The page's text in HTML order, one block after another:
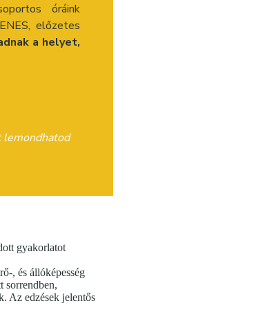
óráink
előzetes
a helyet,
lemondhatod
gyakorlatot
, és állóképesség
sorrendben,
Az edzések jelentős